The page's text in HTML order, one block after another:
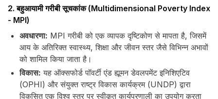
2. बहुआयामी गरीबी सूचकांक (Multidimensional Poverty Index
- MPI)
अवधारणा: MPI गरीबी को एक व्यापक दृष्टिकोण से मापता है, जिसमें
आय के अतिरिक्त स्वास्थ्य, शिक्षा और जीवन स्तर जैसे विभिन्न अभावों
को शामिल किया जाता है।
विकास: यह ऑक्सफोर्ड पॉवर्टी एंड ह्यूमन डेवलपमेंट इनिशिएटिव
(OPHI) और संयुक्त राष्ट्र विकास कार्यक्रम (UNDP) द्वारा
विकसित एक विश्व स्तर पर स्वीकृत कार्यप्रणाली का उपयोग करता